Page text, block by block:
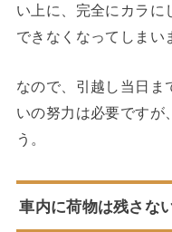
い上に、完全にカラに
できなくなってしまい
なので、引越し当日ま
いの努力は必要ですが
う。
車内に荷物は残さな